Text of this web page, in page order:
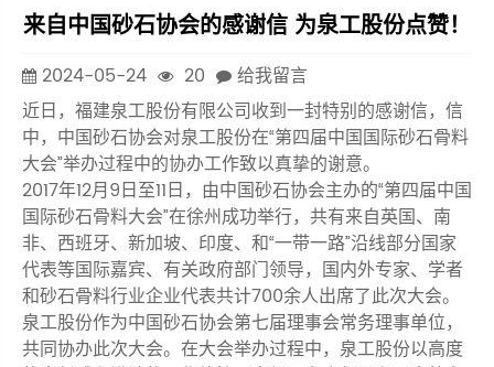
来自中国砂石协会的感谢信 为泉工股份点赞！
2024-05-24 20
给我留言
近日，福建泉工股份有限公司收到一封特别的感谢信，信
中，中国砂石协会对泉工股份在“第四届中国国际砂石骨料
大会”举办过程中的协办工作致以真挚的谢意。
2017年12月9日至11日，由中国砂石协会主办的“第四届中国
国际砂石骨料大会”在徐州成功举行，共有来自英国、南
非、西班牙、新加坡、印度、和“一带一路”沿线部分国家
代表等国际嘉宾、有关政府部门领导，国内外专家、学者
和砂石骨料行业企业代表共计700余人出席了此次大会。
泉工股份作为中国砂石协会第七届理事会常务理事单位，
共同协办此次大会。在大会举办过程中，泉工股份以高度